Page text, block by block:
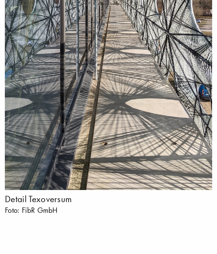
Detail Texoversum
Foto: FibR GmbH